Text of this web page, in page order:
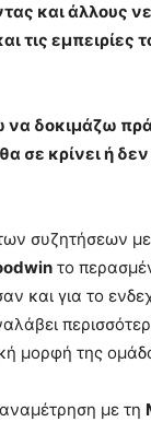
και άλλους
τις εμπειρίες
δοκιμάζω
σε κρίνει ή
συζητήσεων
το
και για το
μορφή της
με τη